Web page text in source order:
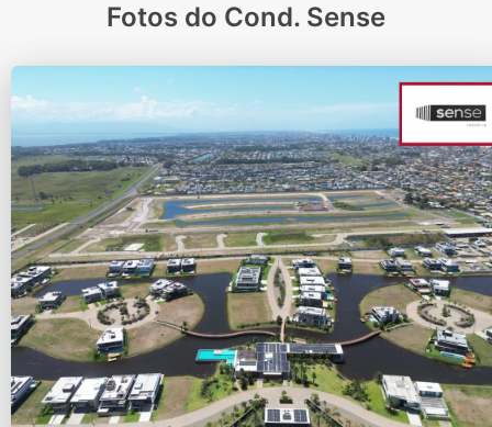
Fotos do Cond. Sense